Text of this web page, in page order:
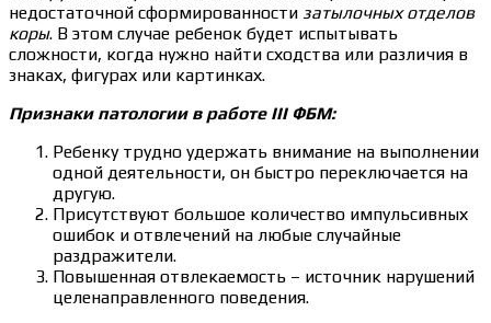
недостаточной сформированности затылочных отделов
коры. В этом случае ребенок будет испытывать
сложности, когда нужно найти сходства или различия в
знаках, фигурах или картинках.
Признаки патологии в работе III ФБМ:
Ребенку трудно удержать внимание на выполнении
одной деятельности, он быстро переключается на
другую.
Присутствуют большое количество импульсивных
ошибок и отвлечений на любые случайные
раздражители.
Повышенная отвлекаемость – источник нарушений
целенаправленного поведения.